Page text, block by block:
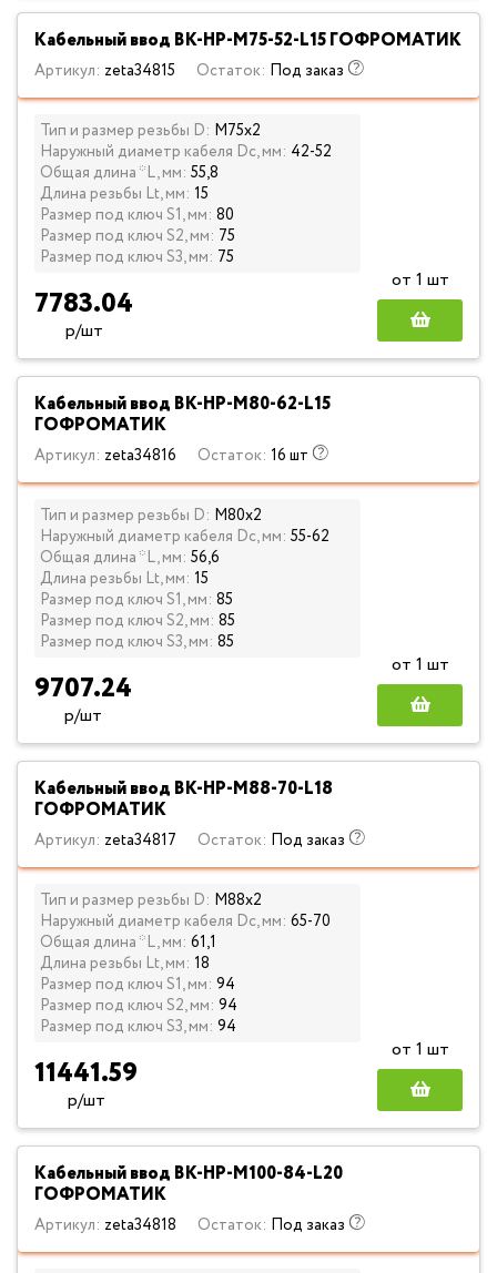
Кабельный ввод ВК-НР-М75-52-L15 ГОФРОМАТИК
Артикул: zeta34815 Остаток: Под заказ
Тип и размер резьбы D: М75х2
Наружный диаметр кабеля Dc, мм: 42-52
Общая длина *L, мм: 55,8
Длина резьбы Lt, мм: 15
Размер под ключ S1, мм: 80
Размер под ключ S2, мм: 75
Размер под ключ S3, мм: 75
7783.04
р/шт
от 1 шт
Кабельный ввод ВК-НР-М80-62-L15
ГОФРОМАТИК
Артикул: zeta34816 Остаток: 16 шт
Тип и размер резьбы D: М80х2
Наружный диаметр кабеля Dc, мм: 55-62
Общая длина *L, мм: 56,6
Длина резьбы Lt, мм: 15
Размер под ключ S1, мм: 85
Размер под ключ S2, мм: 85
Размер под ключ S3, мм: 85
9707.24
р/шт
от 1 шт
Кабельный ввод ВК-НР-М88-70-L18
ГОФРОМАТИК
Артикул: zeta34817 Остаток: Под заказ
Тип и размер резьбы D: М88х2
Наружный диаметр кабеля Dc, мм: 65-70
Общая длина *L, мм: 61,1
Длина резьбы Lt, мм: 18
Размер под ключ S1, мм: 94
Размер под ключ S2, мм: 94
Размер под ключ S3, мм: 94
11441.59
р/шт
от 1 шт
Кабельный ввод ВК-НР-М100-84-L20
ГОФРОМАТИК
Артикул: zeta34818 Остаток: Под заказ